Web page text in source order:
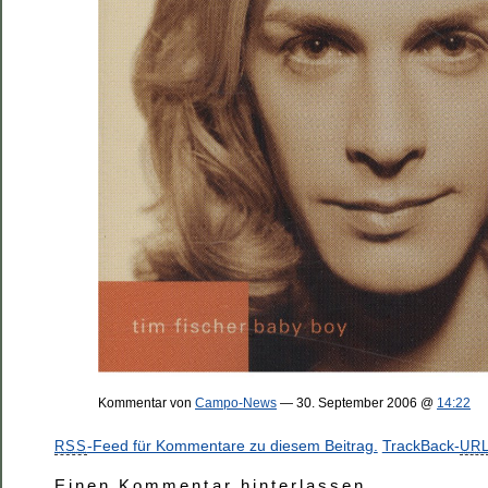
Kommentar von Campo-News — 30. September 2006 @ 14:22
RSS-Feed für Kommentare zu diesem Beitrag. TrackBack-